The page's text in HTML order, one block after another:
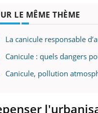
LE MÊME THÈME
La canicule responsable
Canicule : quels dangers
Canicule, pollution